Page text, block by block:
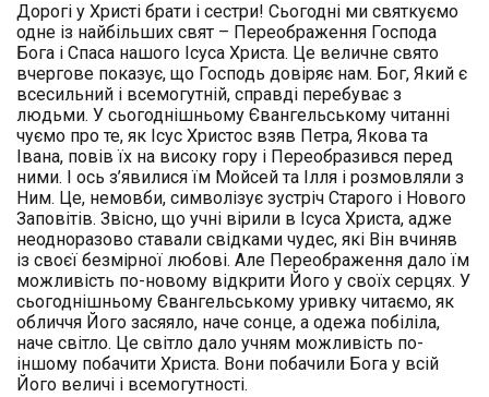
Дорогі у Христі брати і сестри! Сьогодні ми святкуємо
одне із найбільших свят – Переображення Господа
Бога і Спаса нашого Ісуса Христа. Це величне свято
вчергове показує, що Господь довіряє нам. Бог, Який є
всесильний і всемогутній, справді перебуває з
людьми. У сьогоднішньому Євангельському читанні
чуємо про те, як Ісус Христос взяв Петра, Якова та
Івана, повів їх на високу гору і Переобразився перед
ними. І ось з’явилися їм Мойсей та Ілля і розмовляли з
Ним. Це, немовби, символізує зустріч Старого і Нового
Заповітів. Звісно, що учні вірили в Ісуса Христа, адже
неодноразово ставали свідками чудес, які Він вчиняв
із своєї безмірної любові. Але Переображення дало їм
можливість по-новому відкрити Його у своїх серцях. У
сьогоднішньому Євангельському уривку читаємо, як
обличчя Його засяяло, наче сонце, а одежа побіліла,
наче світло. Це світло дало учням можливість по-
іншому побачити Христа. Вони побачили Бога у всій
Його величі і всемогутності.